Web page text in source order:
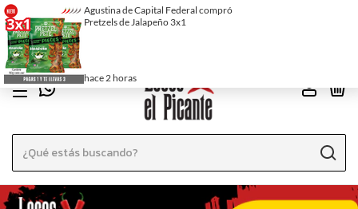
EN EL MENÚ ENCONTRÁS LAS SALSAS ORDENADAS POR PICOR